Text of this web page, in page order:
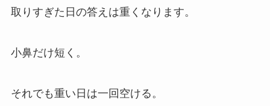
取りすぎた日の答えは重くなります。
小鼻だけ短く。
それでも重い日は一回空ける。